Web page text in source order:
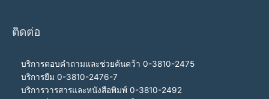
ติดต่อ
บริการตอบคำถามและช่วยค้นคว้า 0-3810-2475
บริการยืม 0-3810-2476-7
บริการวารสารและหนังสือพิมพ์ 0-3810-2492